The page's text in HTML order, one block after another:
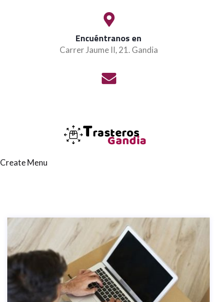
Encuéntranos en
Carrer Jaume II, 21. Gandia
Create Menu